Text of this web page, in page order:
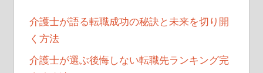
介護士が語る転職成功の秘訣と未来を切り開
く方法
介護士が選ぶ後悔しない転職先ランキング完